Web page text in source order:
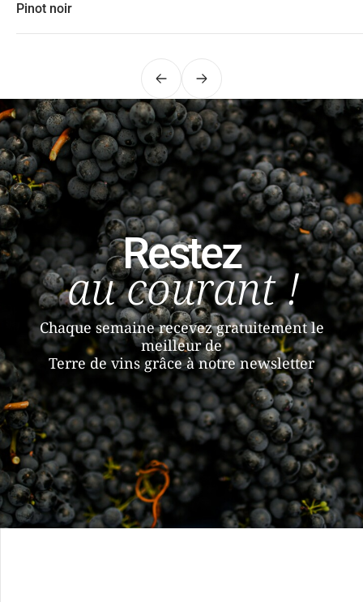
Pinot noir
PrécédentSuivant
Restez
au courant !
Chaque semaine recevez gratuitement le
meilleur de
Terre de vins grâce à notre newsletter